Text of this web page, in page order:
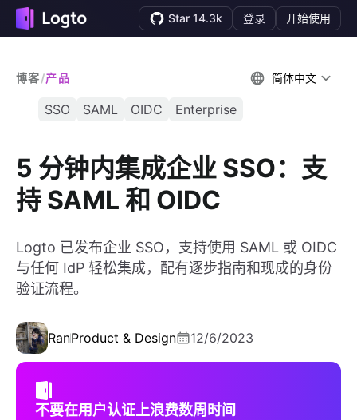
Star 14.3k 登录 开始使用
博客/产品 简体中文
SSO SAML OIDC Enterprise
5 分钟内集成企业 SSO：支
持 SAML 和 OIDC
Logto 已发布企业 SSO，支持使用 SAML 或 OIDC
与任何 IdP 轻松集成，配有逐步指南和现成的身份
验证流程。
RanProduct & Design 12/6/2023
不要在用户认证上浪费数周时间